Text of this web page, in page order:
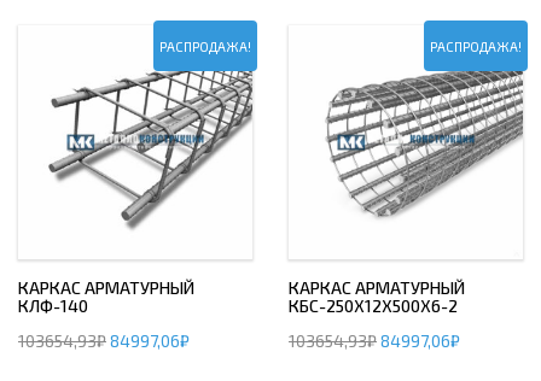
РАСПРОДАЖА!
КАРКАС АРМАТУРНЫЙ
КЛФ-140
103654,93₽84997,06₽
РАСПРОДАЖА!
КАРКАС АРМАТУРНЫЙ
КБС-250Х12Х500Х6-2
103654,93₽84997,06₽